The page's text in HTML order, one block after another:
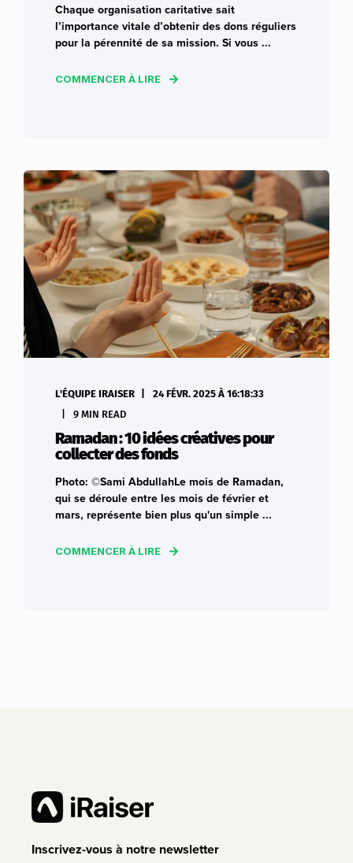
Chaque organisation caritative sait
l’importance vitale d’obtenir des dons réguliers
pour la pérennité de sa mission. Si vous ...
COMMENCER À LIRE
L'ÉQUIPE IRAISER
24 FÉVR. 2025 À 16:18:33
9 MIN READ
Ramadan : 10 idées créatives pour
collecter des fonds
Photo: ©Sami AbdullahLe mois de Ramadan,
qui se déroule entre les mois de février et
mars, représente bien plus qu'un simple ...
COMMENCER À LIRE
Inscrivez-vous à notre newsletter